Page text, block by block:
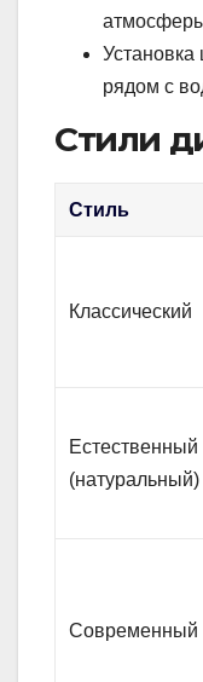
Установка
рядом с
Стили
Стиль
Классический
Естественный
(натуральный)
Современный